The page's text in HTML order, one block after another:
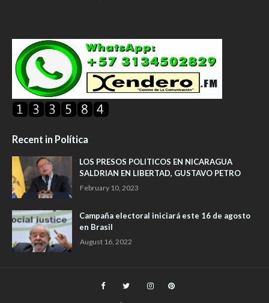
Recent in Política
LOS PRESOS POLITICOS EN NICARAGUA
SALDRIAN EN LIBERTAD, GUSTAVO PETRO
February 10, 2023
Campaña electoral iniciará este 16 de agosto
en Brasil
August 16, 2022